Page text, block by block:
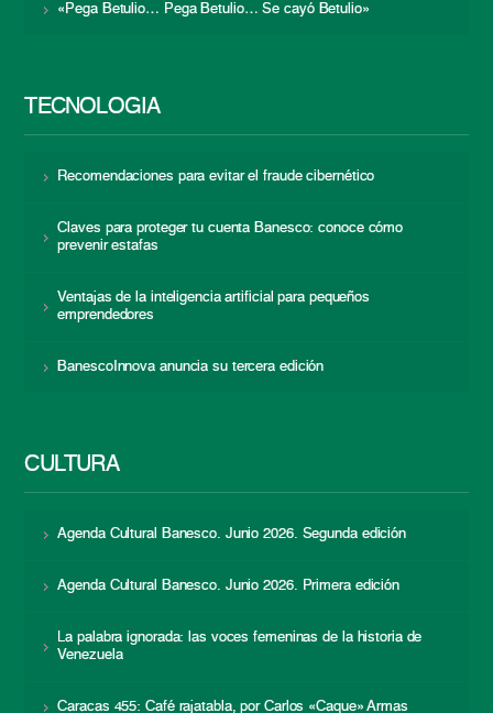
«Pega Betulio… Pega Betulio… Se cayó Betulio»
TECNOLOGÍA
Recomendaciones para evitar el fraude cibernético
Claves para proteger tu cuenta Banesco: conoce cómo
prevenir estafas
Ventajas de la inteligencia artificial para pequeños
emprendedores
BanescoInnova anuncia su tercera edición
CULTURA
Agenda Cultural Banesco. Junio 2026. Segunda edición
Agenda Cultural Banesco. Junio 2026. Primera edición
La palabra ignorada: las voces femeninas de la historia de
Venezuela
Caracas 455: Café rajatabla, por Carlos «Caque» Armas